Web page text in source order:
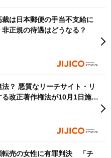
は日本郵便の手当不支給に
非正規の待遇はどうなる？
？ 悪質なリーチサイト・リ
改正著作権法が10月1日施
制対象に？
転売の女性に有罪判決 「チ